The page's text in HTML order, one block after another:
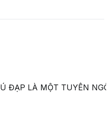
ĐẠP LÀ MỘT TUYÊN